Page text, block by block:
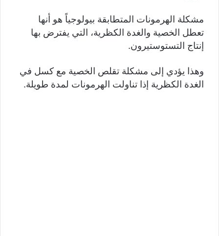
مشكلة الهرمونات المتطابقة بيولوجياً هو أنها
تعطل الخصية والغدة الكظرية، التي يفترض بها
إنتاج التستوستيرون.
وهذا يؤدي إلى مشكلة تقلص الخصية مع كسل في
الغدة الكظرية إذا تناولت الهرمونات لمدة طويلة.